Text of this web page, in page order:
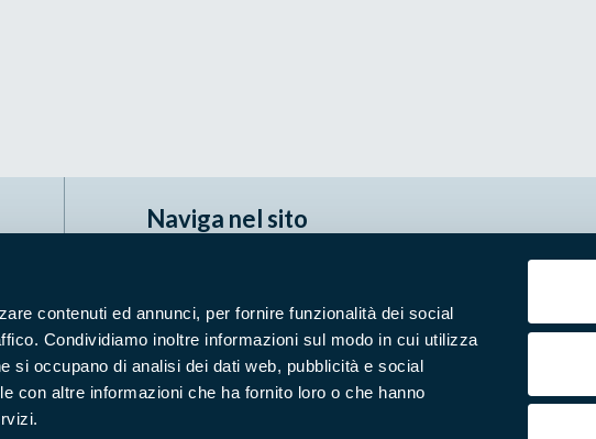
contenuti ed annunci, per fornire funzionalità dei social
Condividiamo inoltre informazioni sul modo in cui utilizza
si occupano di analisi dei dati web, pubblicità e social
con altre informazioni che ha fornito loro o che hanno
Naviga nel sito
Enti di gestione
Natura
Storie
Foto e Video
Prodotti Natura in Campo
Aziende Natura in Campo
Cartografie
Avvisi e bandi